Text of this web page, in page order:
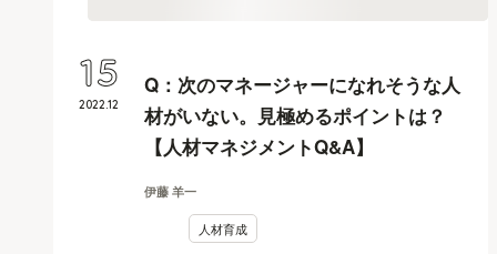
Q：次のマネージャーになれそうな人
材がいない。見極めるポイントは？
【人材マネジメントQ&A】
伊藤 羊一
人材育成
2022.12
15